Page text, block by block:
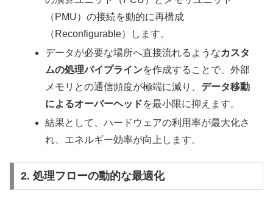
（PMU）の接続を動的に再構成
（Reconfigurable）します。
データが必要な場所へ直接流れるようなカスタ
ムの処理パイプラインを作成することで、外部
メモリとの通信頻度が極端に減り、 データ移動
によるオーバーヘッドを最小限に抑えます。
結果として、ハードウェアの利用率が最大化さ
れ、エネルギー効率が向上します。
2. 処理フローの動的な最適化